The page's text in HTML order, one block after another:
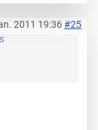
2011 19:36#25